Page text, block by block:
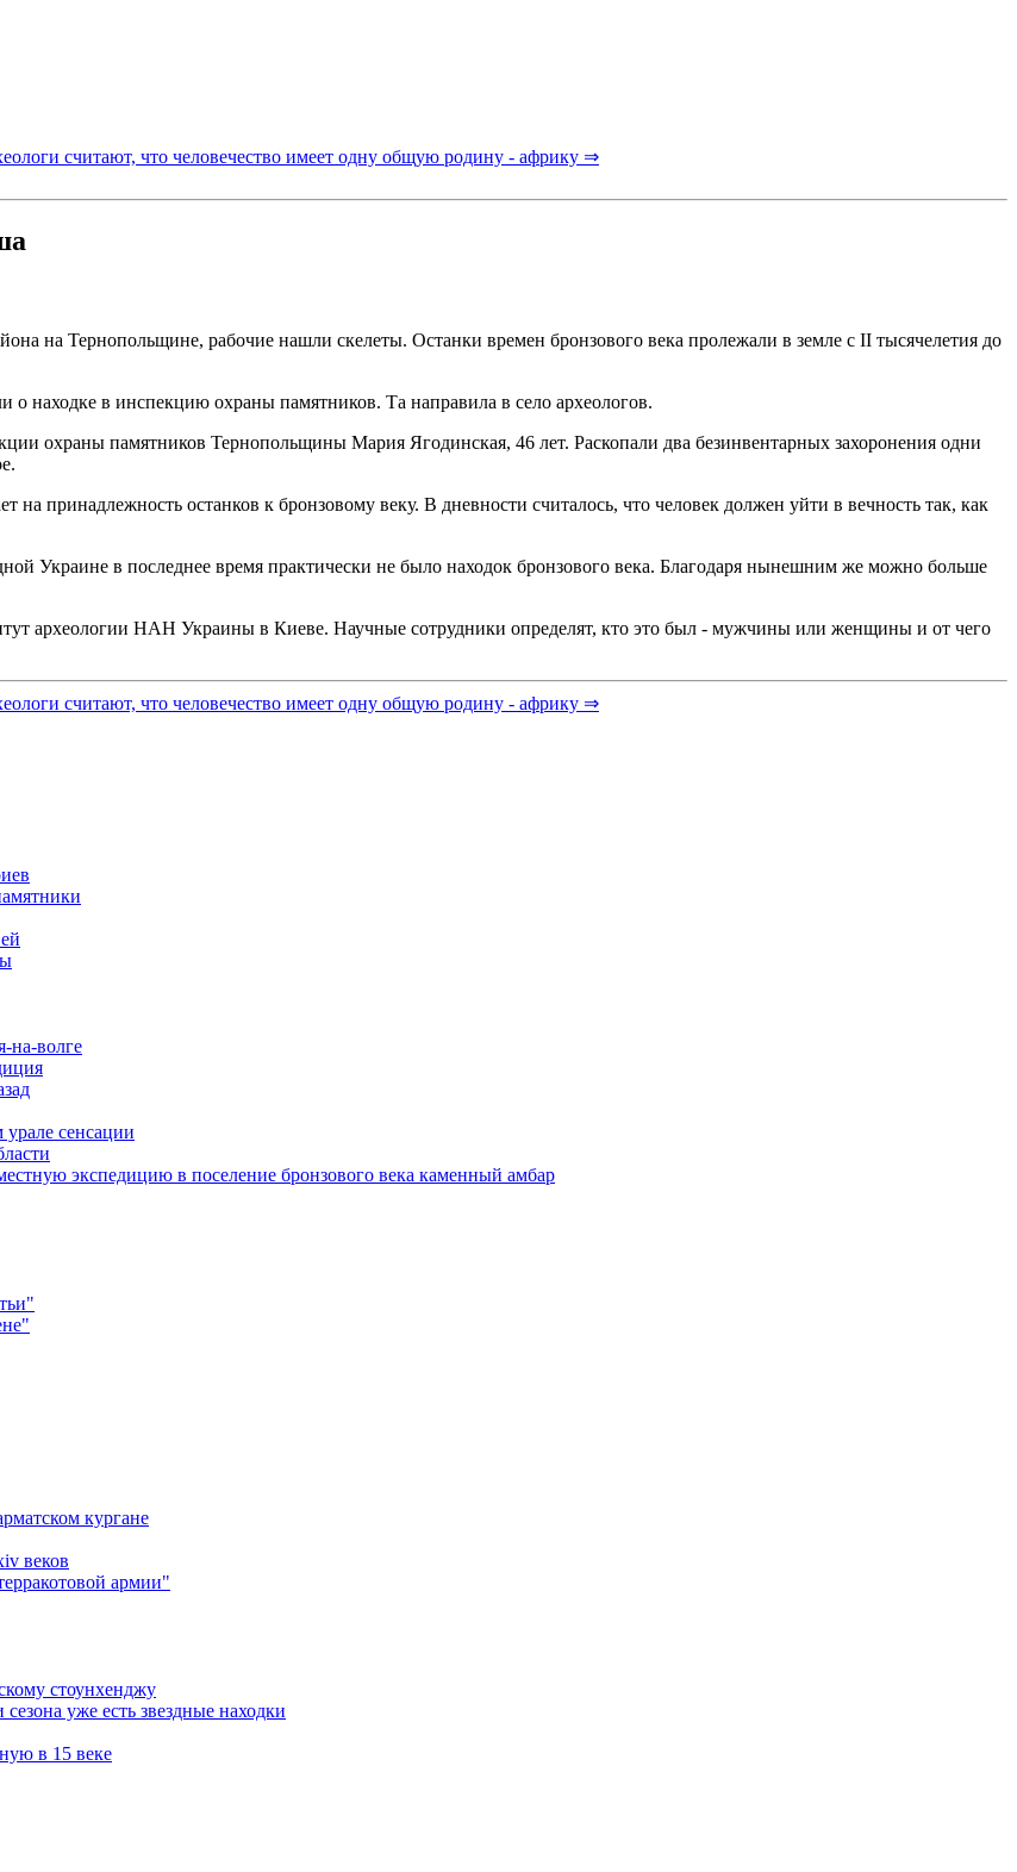
считают, что человечество имеет одну общую родину - африку ⇒
на Тернопольщине, рабочие нашли скелеты. Останки времен бронзового века пролежали в земле с II тысячелетия до
находке в инспекцию охраны памятников. Та направила в село археологов.
охраны памятников Тернопольщины Мария Ягодинская, 46 лет. Раскопали два безинвентарных захоронения одни
принадлежность останков к бронзовому веку. В дневности считалось, что человек должен уйти в вечность так, как
Украине в последнее время практически не было находок бронзового века. Благодаря нынешним же можно больше
археологии НАН Украины в Киеве. Научные сотрудники определят, кто это был - мужчины или женщины и от чего
считают, что человечество имеет одну общую родину - африку ⇒
на-волге
сенсации
экспедицию в поселение бронзового века каменный амбар
кургане
веков
армии"
стоунхенджу
уже есть звездные находки
в 15 веке